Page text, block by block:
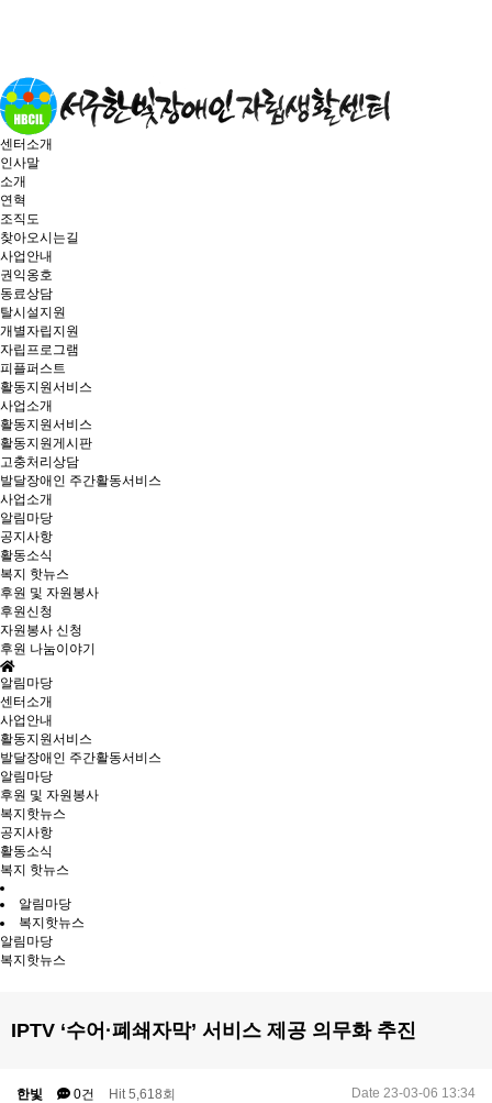
센터소개
인사말
소개
연혁
조직도
찾아오시는길
사업안내
권익옹호
동료상담
탈시설지원
개별자립지원
자립프로그램
피플퍼스트
활동지원서비스
사업소개
활동지원서비스
활동지원게시판
고충처리상담
발달장애인 주간활동서비스
사업소개
알림마당
공지사항
활동소식
복지 핫뉴스
후원 및 자원봉사
후원신청
자원봉사 신청
후원 나눔이야기
알림마당
센터소개
사업안내
활동지원서비스
발달장애인 주간활동서비스
알림마당
후원 및 자원봉사
복지핫뉴스
공지사항
활동소식
복지 핫뉴스
알림마당
복지핫뉴스
알림마당
복지핫뉴스
IPTV ‘수어·폐쇄자막’ 서비스 제공 의무화 추진
한빛 0건 Hit 5,618회 Date 23-03-06 13:34